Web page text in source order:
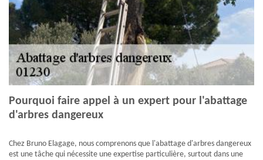
Pourquoi faire appel à un expert pour l'abattage
d'arbres dangereux
Chez Bruno Elagage, nous comprenons que l'abattage d'arbres dangereux
est une tâche qui nécessite une expertise particulière, surtout dans une